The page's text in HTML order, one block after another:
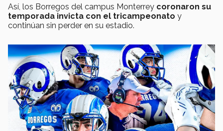
Así, los Borregos del campus Monterrey coronaron su
temporada invicta con el tricampeonato y
continúan sin perder en su estadio.